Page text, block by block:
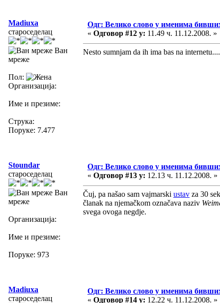
Madiuxa
староседелац
Ван
мреже
Пол:
Организација:
Име и презиме:
Струка:
Поруке: 7.477
Одг: Велико слово у именима
« Одговор #12 у: 11.49 ч. 11.12.2008. »
Nesto sumnjam da ih ima bas na
Stoundar
староседелац
Ван
мреже
Организација:
Име и презиме:
Поруке: 973
Одг: Велико слово у именима
« Одговор #13 у: 12.13 ч. 11.12.2008. »
Čuj, pa našao sam vajmarski ustav za 30
članak na njemačkom označava naziv
svega ovoga negdje.
Madiuxa
староседелац
Одг: Велико слово у именима
« Одговор #14 у: 12.22 ч. 11.12.2008. »